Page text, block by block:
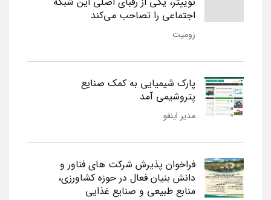
اجتماعی را تصاحب می‌کند
زومیت
پارک شیمیایی به کمک صنایع
پتروشیمی آمد
مدیر اینفو
فراخوان پذیرش شرکت های فناور و
دانش بنیان فعال در حوزه کشاورزی،
منابع طبیعی و صنایع غذایی